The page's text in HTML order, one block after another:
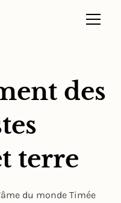
des
terre
du monde Timée